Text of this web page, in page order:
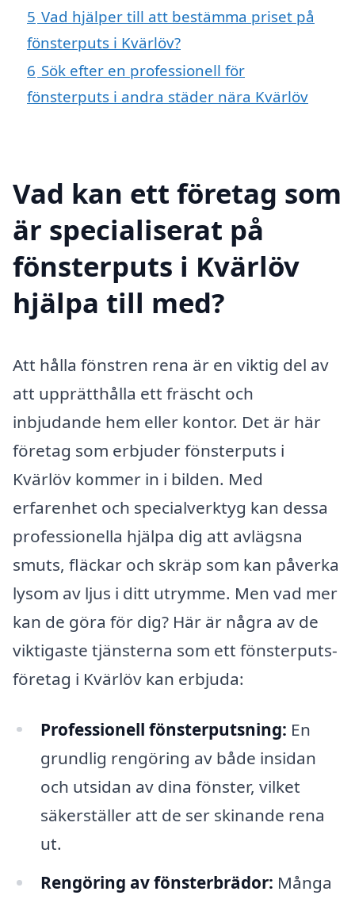
5 Vad hjälper till att bestämma priset på
fönsterputs i Kvärlöv?
6 Sök efter en professionell för
fönsterputs i andra städer nära Kvärlöv
Vad kan ett företag som
är specialiserat på
fönsterputs i Kvärlöv
hjälpa till med?
Att hålla fönstren rena är en viktig del av
att upprätthålla ett fräscht och
inbjudande hem eller kontor. Det är här
företag som erbjuder fönsterputs i
Kvärlöv kommer in i bilden. Med
erfarenhet och specialverktyg kan dessa
professionella hjälpa dig att avlägsna
smuts, fläckar och skräp som kan påverka
lysom av ljus i ditt utrymme. Men vad mer
kan de göra för dig? Här är några av de
viktigaste tjänsterna som ett fönsterputs-
företag i Kvärlöv kan erbjuda:
Professionell fönsterputsning: En
grundlig rengöring av både insidan
och utsidan av dina fönster, vilket
säkerställer att de ser skinande rena
ut.
Rengöring av fönsterbrädor: Många